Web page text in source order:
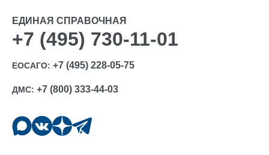
ЕДИНАЯ СПРАВОЧНАЯ
+7 (495) 730-11-01
ЕОСАГО: +7 (495) 228-05-75
ДМС: +7 (800) 333-44-03